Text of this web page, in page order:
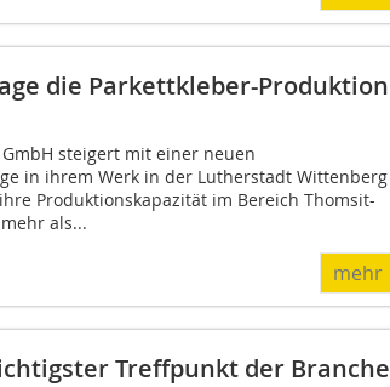
die Parkettkleber-Produktion
GmbH steigert mit einer neuen
in ihrem Werk in der Lutherstadt Wittenberg
Produktionskapazität im Bereich Thomsit-
als...
mehr
Treffpunkt der Branche